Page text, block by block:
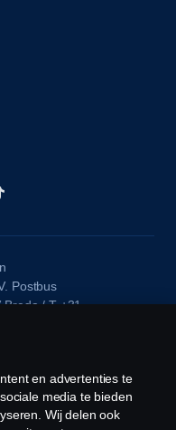
Postbus
Breda / T +31
en advertenties te
media te bieden
Wij delen ook